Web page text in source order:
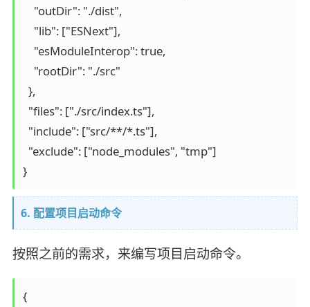
    "outDir": "./dist",
    "lib": ["ESNext"],
    "esModuleInterop": true,
    "rootDir": "./src"
  },
  "files": ["./src/index.ts"],
  "include": ["src/**/*.ts"],
  "exclude": ["node_modules", "tmp"]
}
6. 配置项目启动命令
按照之前的需求，来编写项目启动命令。
{